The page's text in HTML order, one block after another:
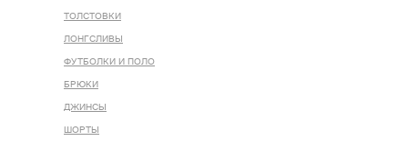
ТОЛСТОВКИ
ЛОНГСЛИВЫ
ФУТБОЛКИ И ПОЛО
БРЮКИ
ДЖИНСЫ
ШОРТЫ